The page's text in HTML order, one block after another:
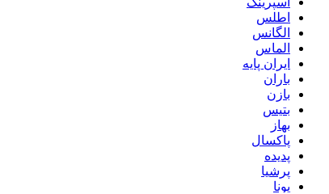
اطلس
الگانس
الماس
ایران پایه
باران
بازن
بتیس
بهاز
پاکسال
پدیده
پرشیا
پونا